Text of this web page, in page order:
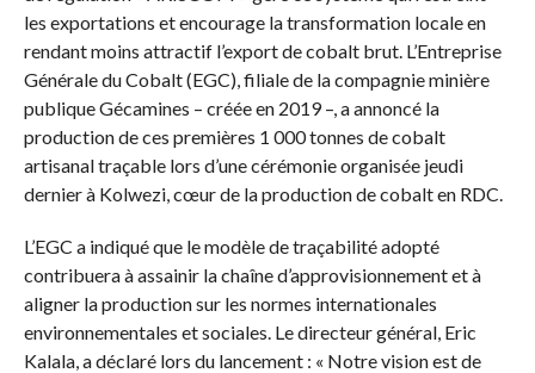
les exportations et encourage la transformation locale en
rendant moins attractif l’export de cobalt brut. L’Entreprise
Générale du Cobalt (EGC), filiale de la compagnie minière
publique Gécamines – créée en 2019 –, a annoncé la
production de ces premières 1 000 tonnes de cobalt
artisanal traçable lors d’une cérémonie organisée jeudi
dernier à Kolwezi, cœur de la production de cobalt en RDC.
L’EGC a indiqué que le modèle de traçabilité adopté
contribuera à assainir la chaîne d’approvisionnement et à
aligner la production sur les normes internationales
environnementales et sociales. Le directeur général, Eric
Kalala, a déclaré lors du lancement : « Notre vision est de